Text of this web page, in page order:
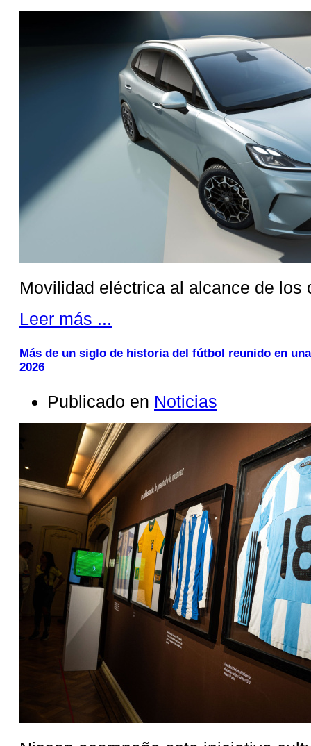
Movilidad eléctrica al alcance de los
Leer más ...
Más de un siglo de historia del fútbol reunido en
2026
Publicado en Noticias